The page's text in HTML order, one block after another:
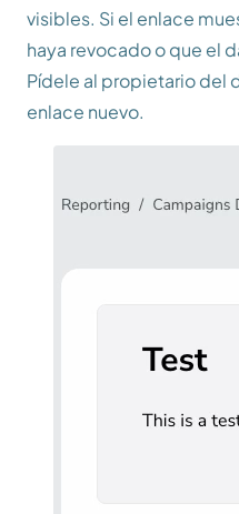
visibles. Si el enlace
haya revocado o que el
Pídele al propietario del
enlace nuevo.